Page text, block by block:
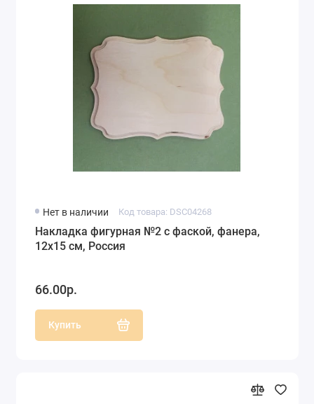
Нет в наличии Код товара: DSC04268
Накладка фигурная №2 с фаской, фанера,
12х15 см, Россия
66.00р.
Купить